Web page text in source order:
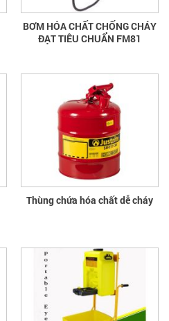
BƠM HÓA CHẤT CHỐNG CHÁY
ĐẠT TIÊU CHUẨN FM81
Thùng chứa hóa chất dễ cháy